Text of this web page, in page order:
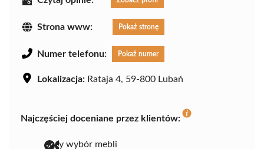
Strona www: Pokaż stronę
Numer telefonu: Pokaż numer
Lokalizacja: Rataja 4, 59-800 Lubań
Najczęściej doceniane przez klientów:
duży wybór mebli